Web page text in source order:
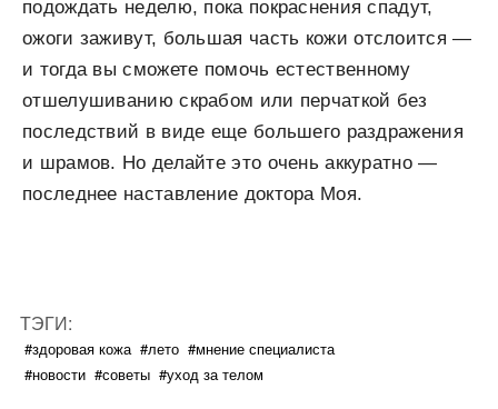
подождать неделю, пока покраснения спадут,
ожоги заживут, большая часть кожи отслоится —
и тогда вы сможете помочь естественному
отшелушиванию скрабом или перчаткой без
последствий в виде еще большего раздражения
и шрамов. Но делайте это очень аккуратно —
последнее наставление доктора Моя.
ТЭГИ:
#здоровая кожа #лето #мнение специалиста
#новости #советы #уход за телом